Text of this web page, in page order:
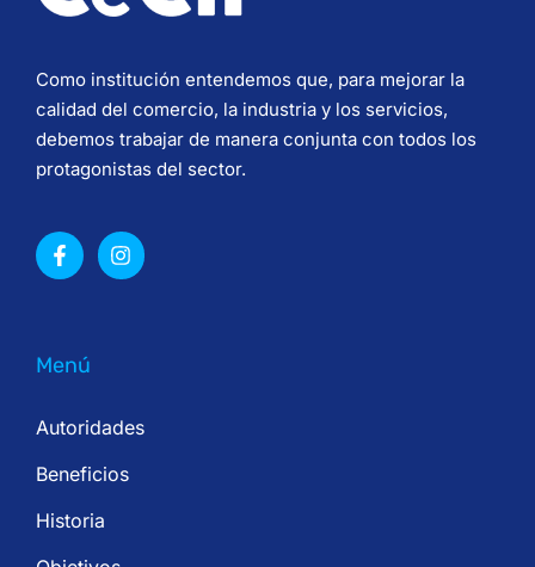
Como institución entendemos que, para mejorar la
calidad del comercio, la industria y los servicios,
debemos trabajar de manera conjunta con todos los
protagonistas del sector.
Menú
Autoridades
Beneficios
Historia